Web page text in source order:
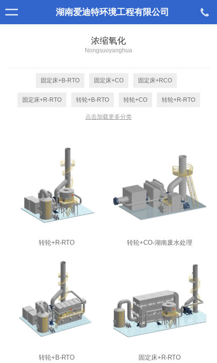
湖南爱迪特环境工程有限公司
浓缩氧化
Nongsuoyanghua
固定床+B-RTO 固定床+CO 固定床+RCO
固定床+R-RTO 转轮+B-RTO 转轮+CO 转轮+R-RTO
点击加载更多分类
转轮+R-RTO 转轮+CO-湖南废水处理
转轮+B-RTO 固定床+R-RTO